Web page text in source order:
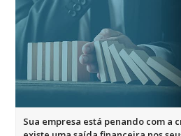
Sua empresa está penando com a